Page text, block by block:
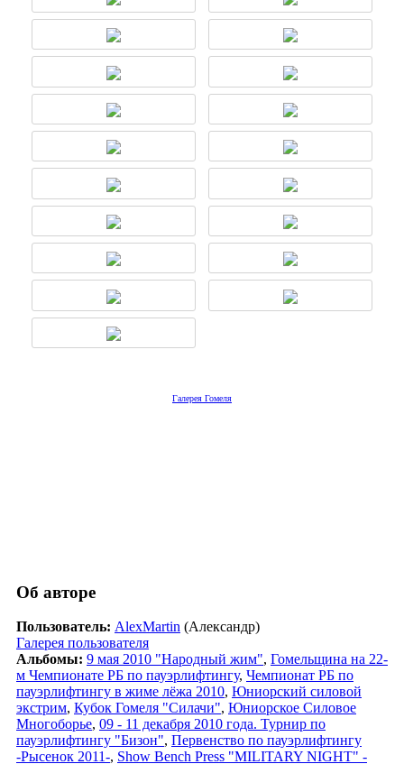
Галерея Гомеля
Об авторе
Пользователь: AlexMartin (Александр)
Галерея пользователя
Альбомы: 9 мая 2010 "Народный жим", Гомельщина на 22-
м Чемпионате РБ по пауэрлифтингу, Чемпионат РБ по
пауэрлифтингу в жиме лёжа 2010, Юниорский силовой
экстрим, Кубок Гомеля "Силачи", Юниорское Силовое
Многоборье, 09 - 11 декабря 2010 года. Турнир по
пауэрлифтингу "Бизон", Первенство по пауэрлифтингу
-Рысенок 2011-, Show Bench Press "MILITARY NIGHT" -